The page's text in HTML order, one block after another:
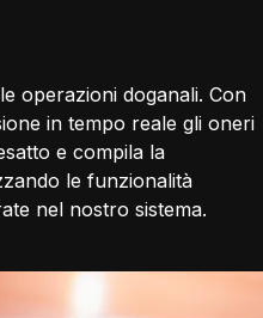
operazioni doganali. Con
in tempo reale gli oneri
e compila la
le funzionalità
nel nostro sistema.